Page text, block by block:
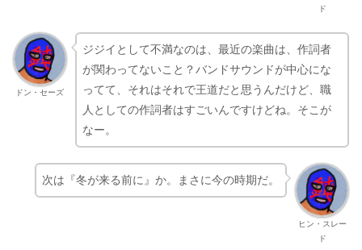
ド
ドン・セーズ
ジジイとして不満なのは、最近の楽曲は、作詞者
が関わってないこと？バンドサウンドが中心にな
ってて、それはそれで王道だと思うんだけど、職
人としての作詞者はすごいんですけどね。そこが
なー。
ヒン・スレー
ド
次は『冬が来る前に』か。まさに今の時期だ。